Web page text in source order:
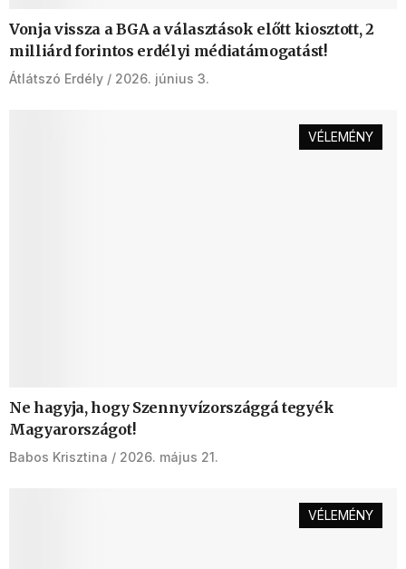
Vonja vissza a BGA a választások előtt kiosztott, 2
milliárd forintos erdélyi médiatámogatást!
Átlátszó Erdély 2026. június 3.
VÉLEMÉNY
Ne hagyja, hogy Szennyvízországgá tegyék
Magyarországot!
Babos Krisztina 2026. május 21.
VÉLEMÉNY